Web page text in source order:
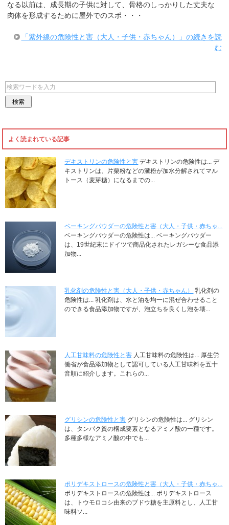
なる以前は、成長期の子供に対して、骨格のしっかりした丈夫な
肉体を形成するために屋外でのスポ・・・
「紫外線の危険性と害（大人・子供・赤ちゃん）」の続きを読
む
よく読まれている記事
デキストリンの危険性と害 デキストリンの危険性は... デ
キストリンは、片栗粉などの澱粉が加水分解されてマル
トース（麦芽糖）になるまでの...
ベーキングパウダーの危険性と害（大人・子供・赤ちゃ...
ベーキングパウダーの危険性は... ベーキングパウダー
は、19世紀末にドイツで商品化されたレガシーな食品添
加物...
乳化剤の危険性と害（大人・子供・赤ちゃん）
乳化剤の
危険性は... 乳化剤は、水と油を均一に混ぜ合わせること
のできる食品添加物ですが、泡立ちを良くし泡を壊...
人工甘味料の危険性と害 人工甘味料の危険性は... 厚生労
働省が食品添加物として認可している人工甘味料を五十
音順に紹介します。これらの...
グリシンの危険性と害 グリシンの危険性は... グリシン
は、タンパク質の構成要素となるアミノ酸の一種です。
多種多様なアミノ酸の中でも...
ポリデキストロースの危険性と害（大人・子供・赤ちゃ...
ポリデキストロースの危険性は... ポリデキストロース
は、トウモロコシ由来のブドウ糖を主原料とし、人工甘
味料ソ...